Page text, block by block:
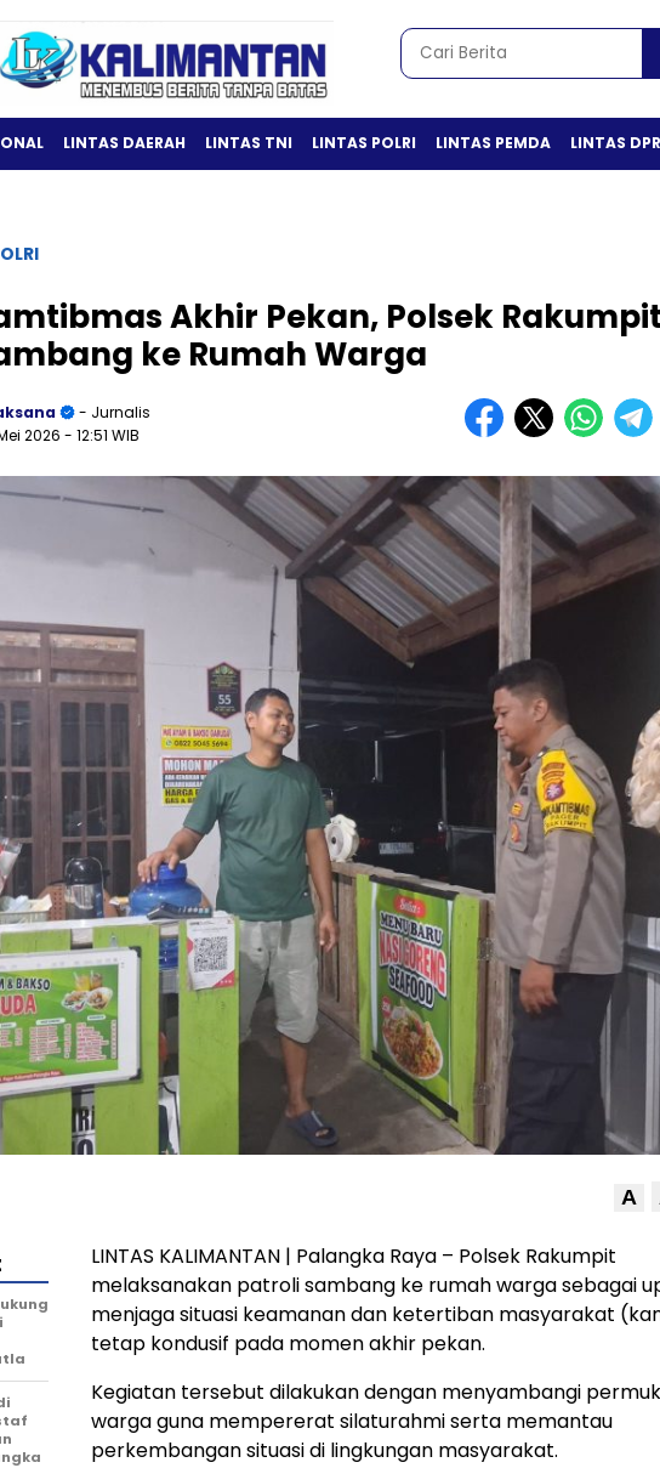
LINTAS DAERAH LINTAS TNI LINTAS POLRI LINTAS PEMDA LINTAS
Akhir Pekan, Polsek Rakumpit
ke Rumah Warga
- Jurnalis
2026 - 12:51 WIB
A
LINTAS KALIMANTAN | Palangka Raya – Polsek Rakumpit
melaksanakan patroli sambang ke rumah warga sebagai
menjaga situasi keamanan dan ketertiban masyarakat
tetap kondusif pada momen akhir pekan.
Kegiatan tersebut dilakukan dengan menyambangi
warga guna mempererat silaturahmi serta memantau
perkembangan situasi di lingkungan masyarakat.